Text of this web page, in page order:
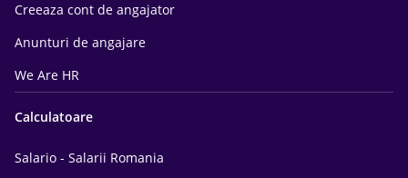
Creeaza cont de angajator
Anunturi de angajare
We Are HR
Calculatoare
Salario - Salarii Romania